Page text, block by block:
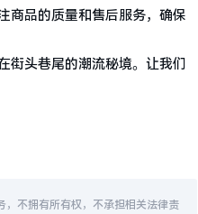
商品的质量和售后服务，确保
街头巷尾的潮流秘境。让我们
，不拥有所有权，不承担相关法律责